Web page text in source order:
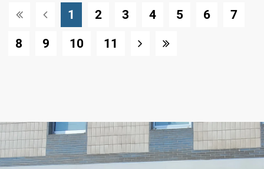
1 (Standort)
2 3 4 5 6
7
8
9 10 11